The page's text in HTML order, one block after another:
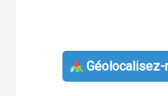
Géolocalisez-